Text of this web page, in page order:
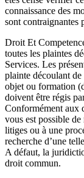
connaissance des
sont contraignantes
Droit Et
toutes les plaintes
Services. Les
plainte découlant
objet ou formation
doivent être régis
Conformément aux
vous est possible
litiges ou à une
recherche d’une
A défaut, la
droit commun.